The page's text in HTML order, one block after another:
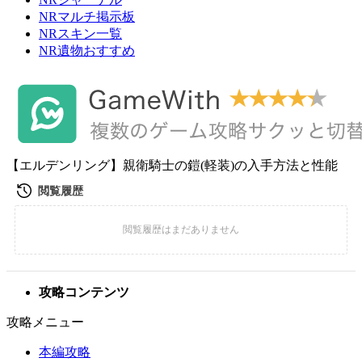
NRマルチ掲示板
NRスキン一覧
NR遺物おすすめ
【エルデンリング】親衛騎士の鎧(軽装)の入手方法と性能
攻略コンテンツ
攻略メニュー
本編攻略